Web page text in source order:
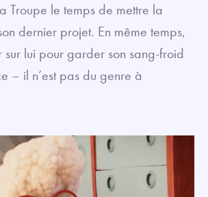
Troupe le temps de mettre la
dernier projet. En même temps,
sur lui pour garder son sang-froid
– il n’est pas du genre à